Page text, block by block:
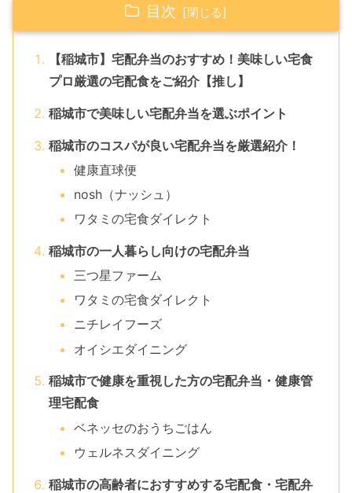
目次
【稲城市】宅配弁当のおすすめ！美味しい宅食
プロ厳選の宅配食をご紹介【推し】
稲城市で美味しい宅配弁当を選ぶポイント
稲城市のコスパが良い宅配弁当を厳選紹介！
健康直球便
nosh（ナッシュ）
ワタミの宅食ダイレクト
稲城市の一人暮らし向けの宅配弁当
三つ星ファーム
ワタミの宅食ダイレクト
ニチレイフーズ
オイシエダイニング
稲城市で健康を重視した方の宅配弁当・健康管
理宅配食
ベネッセのおうちごはん
ウェルネスダイニング
稲城市の高齢者におすすめする宅配食・宅配弁